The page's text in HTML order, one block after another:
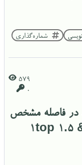
شماره‌گذاری
579
0
در فاصله مشخص